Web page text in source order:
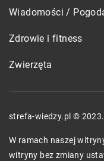
Wiadomości /
Zdrowie i fitness
Zwierzęta
strefa-wiedzy.pl ©
W ramach naszej
witryny bez zmiany